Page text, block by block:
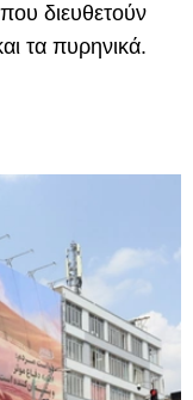
διευθετούν
τα πυρηνικά.